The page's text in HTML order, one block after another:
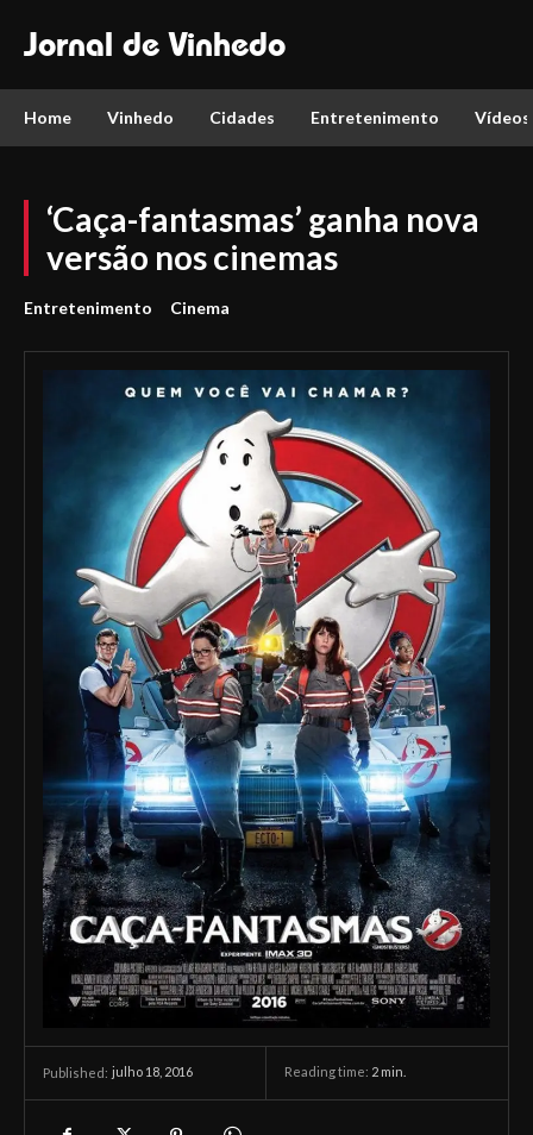
Jornal de Vinhedo
Home Vinhedo Cidades Entretenimento Vídeos
‘Caça-fantasmas’ ganha nova
versão nos cinemas
Entretenimento Cinema
Published: julho 18, 2016 Reading time: 2 min.